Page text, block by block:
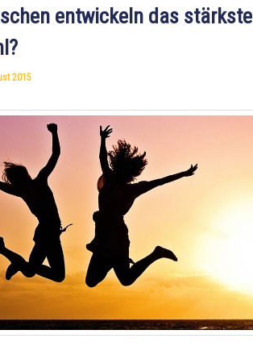
entwickeln das stärkste
2015